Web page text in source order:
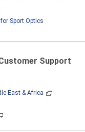
Sport Optics
Support
East & Africa